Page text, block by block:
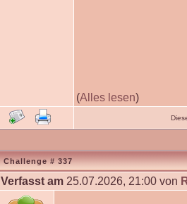
(Alles lesen)
Challenge # 337
Verfasst am 25.07.2026, 21:00 von